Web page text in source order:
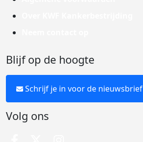
Blijf op de hoogte
Schrijf je in voor de nieuwsbrief
Volg ons